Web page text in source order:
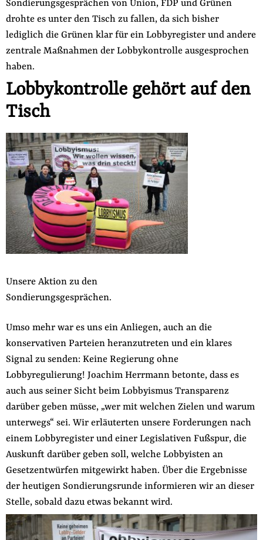
Sondierungsgesprächen von Union, FDP und Grünen
drohte es unter den Tisch zu fallen, da sich bisher
lediglich die Grünen klar für ein Lobbyregister und andere
zentrale Maßnahmen der Lobbykontrolle ausgesprochen
haben.
Lobbykontrolle gehört auf den
Tisch
Unsere Aktion zu den
Sondierungsgesprächen.
Umso mehr war es uns ein Anliegen, auch an die
konservativen Parteien heranzutreten und ein klares
Signal zu senden: Keine Regierung ohne
Lobbyregulierung! Joachim Herrmann betonte, dass es
auch aus seiner Sicht beim Lobbyismus Transparenz
darüber geben müsse, „wer mit welchen Zielen und warum
unterwegs“ sei. Wir erläuterten unsere Forderungen nach
einem Lobbyregister und einer Legislativen Fußspur, die
Auskunft darüber geben soll, welche Lobbyisten an
Gesetzentwürfen mitgewirkt haben. Über die Ergebnisse
der heutigen Sondierungsrunde informieren wir an dieser
Stelle, sobald dazu etwas bekannt wird.